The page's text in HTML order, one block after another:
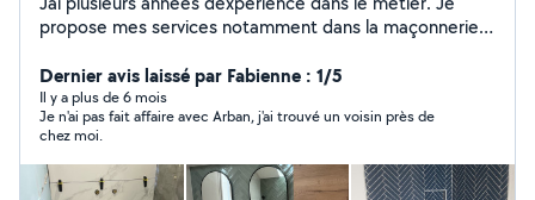
propose mes services notamment dans la maçonnerie,
de placo, etc.
Dernier avis laissé par Fabienne : 1/5
Il y a plus de 6 mois
Je n'ai pas fait affaire avec Arban, j'ai trouvé un voisin près de
chez moi.